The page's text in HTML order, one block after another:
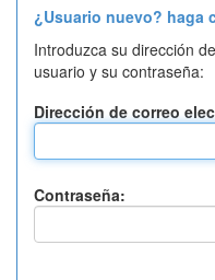
¿Usuario nuevo? haga
Introduzca su dirección
usuario y su contraseña:
Dirección de correo
Contraseña: